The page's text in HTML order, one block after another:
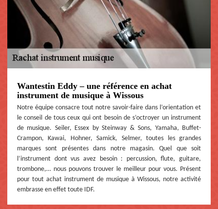
Wantestin Eddy – une référence en achat
instrument de musique à Wissous
Notre équipe consacre tout notre savoir-faire dans l’orientation et
le conseil de tous ceux qui ont besoin de s’octroyer un instrument
de musique. Seiler, Essex by Steinway & Sons, Yamaha, Buffet-
Crampon, Kawai, Hohner, Samick, Selmer, toutes les grandes
marques sont présentes dans notre magasin. Quel que soit
l’instrument dont vus avez besoin : percussion, flute, guitare,
trombone,… nous pouvons trouver le meilleur pour vous. Présent
pour tout achat instrument de musique à Wissous, notre activité
embrasse en effet toute IDF.